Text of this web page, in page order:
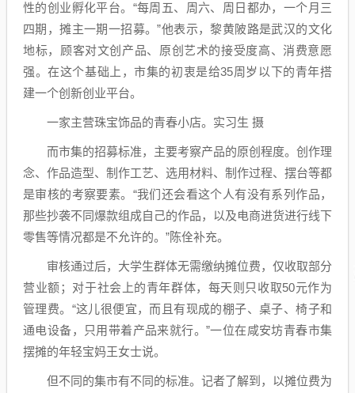
性的创业孵化平台。“每周五、周六、周日都办，一个月三
四期，摊主一期一招募。”他表示，黎黄陂路是武汉的文化
地标，顾客对文创产品、原创艺术的接受度高、消费意愿
强。在这个基础上，市集的初衷是给35周岁以下的青年搭
建一个创新创业平台。
一家主营珠宝饰品的青春小店。实习生 摄
而市集的招募标准，主要考察产品的原创程度。创作理
念、作品造型、制作工艺、选用材料、制作过程、摆台等都
是审核的考察要素。“我们还会看这个人有没有系列作品，
那些抄袭不同爆款组成自己的作品，以及电商进货进行线下
零售等情况都是不允许的。”陈佺补充。
审核通过后，大学生群体无需缴纳摊位费，仅收取部分
营业额；对于社会上的青年群体，每天则只收取50元作为
管理费。“这儿很便宜，而且有现成的棚子、桌子、椅子和
通电设备，只用带着产品来就行。”一位在咸安坊青春市集
摆摊的年轻宝妈王女士说。
但不同的集市有不同的标准。记者了解到，以摊位费为